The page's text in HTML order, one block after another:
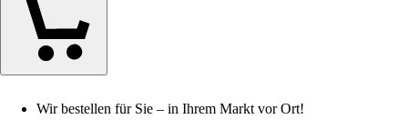
Wir bestellen für Sie – in Ihrem Markt vor Ort!